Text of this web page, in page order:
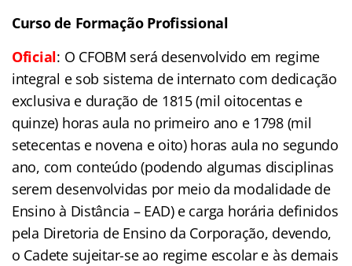
Curso de Formação Profissional
Oficial: O CFOBM será desenvolvido em regime
integral e sob sistema de internato com dedicação
exclusiva e duração de 1815 (mil oitocentas e
quinze) horas aula no primeiro ano e 1798 (mil
setecentas e novena e oito) horas aula no segundo
ano, com conteúdo (podendo algumas disciplinas
serem desenvolvidas por meio da modalidade de
Ensino à Distância – EAD) e carga horária definidos
pela Diretoria de Ensino da Corporação, devendo,
o Cadete sujeitar-se ao regime escolar e às demais